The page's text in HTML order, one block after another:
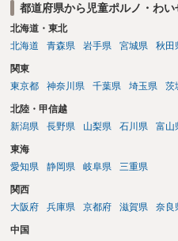
都道府県から児童ポルノ・わ
北海道・東北
北海道
青森県 岩手県 宮城県 秋田
関東
東京都
神奈川県 千葉県 埼玉県 茨
北陸・甲信越
新潟県
長野県 山梨県 石川県 富山
東海
愛知県
静岡県 岐阜県 三重県
関西
大阪府
兵庫県 京都府 滋賀県 奈良
中国